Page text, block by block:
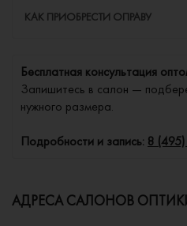
КАК ПРИОБРЕСТИ ОПРАВУ
Бесплатная консультация
Запишитесь в салон —
нужного размера.
Подробности и запись: 8
АДРЕСА САЛОНОВ